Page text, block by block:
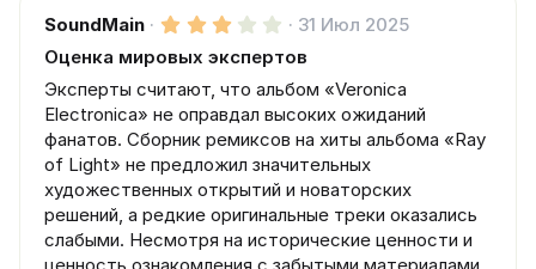
SoundMain 3
0
0
з
в
ё
з
д
31 Июл 2025
Оценка мировых экспертов
Эксперты считают, что альбом «Veronica
Electronica» не оправдал высоких ожиданий
фанатов. Сборник ремиксов на хиты альбома «Ray
of Light» не предложил значительных
художественных открытий и новаторских
решений, а редкие оригинальные треки оказались
слабыми. Несмотря на исторические ценности и